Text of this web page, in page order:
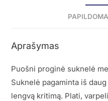
Aprašymas
Puošni proginė suknelė
Suknelė pagaminta iš
lengvą kritimą. Plati,